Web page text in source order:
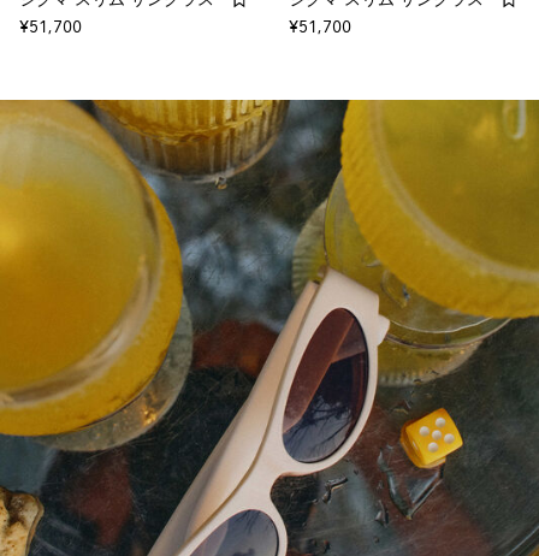
¥51,700
¥51,700